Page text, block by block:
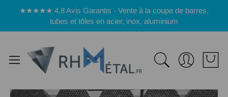
★★★★★ 4,8 Avis Garantis - Vente à la coupe de barres,
tubes et tôles en acier, inox, aluminium